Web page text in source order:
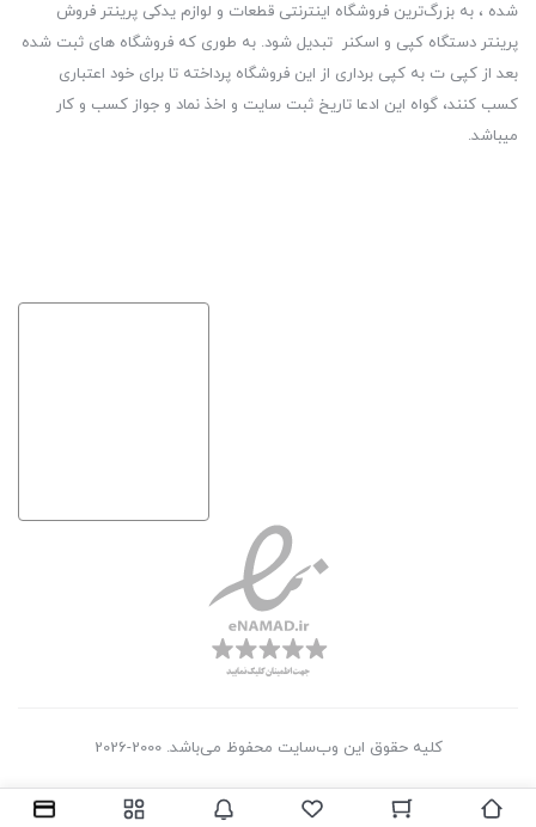
شده ، به بزرگ‌ترین فروشگاه اینترنتی قطعات و لوازم یدکی پرینتر فروش
پرینتر دستگاه کپی و اسکنر تبدیل شود. به طوری که فروشگاه های ثبت شده
بعد از کپی ت به کپی برداری از این فروشگاه پرداخته تا برای خود اعتباری
کسب کنند، گواه این ادعا تاریخ ثبت سایت و اخذ نماد و جواز کسب و کار
میباشد.
کلیه حقوق این وب‌سایت محفوظ می‌باشد. 2000-2026